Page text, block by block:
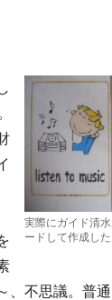
実際にガイド清
ードして作成した
不思議。普